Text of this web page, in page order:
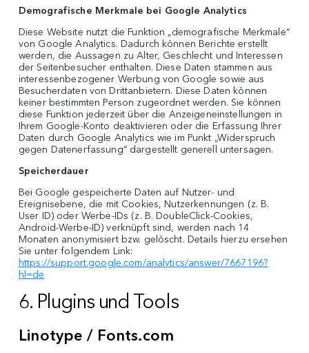
Demografische Merkmale bei Google Analytics
Diese Website nutzt die Funktion „demografische Merkmale“
von Google Analytics. Dadurch können Berichte erstellt
werden, die Aussagen zu Alter, Geschlecht und Interessen
der Seitenbesucher enthalten. Diese Daten stammen aus
interessenbezogener Werbung von Google sowie aus
Besucherdaten von Drittanbietern. Diese Daten können
keiner bestimmten Person zugeordnet werden. Sie können
diese Funktion jederzeit über die Anzeigeneinstellungen in
Ihrem Google-Konto deaktivieren oder die Erfassung Ihrer
Daten durch Google Analytics wie im Punkt „Widerspruch
gegen Datenerfassung“ dargestellt generell untersagen.
Speicherdauer
Bei Google gespeicherte Daten auf Nutzer- und
Ereignisebene, die mit Cookies, Nutzerkennungen (z. B.
User ID) oder Werbe-IDs (z. B. DoubleClick-Cookies,
Android-Werbe-ID) verknüpft sind, werden nach 14
Monaten anonymisiert bzw. gelöscht. Details hierzu ersehen
Sie unter folgendem Link:
https://support.google.com/analytics/answer/7667196?
hl=de
6. Plugins und Tools
Linotype / Fonts.com